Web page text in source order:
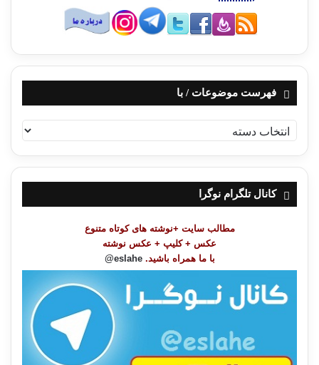
فهرست موضوعات / با
فهرست
موضوعات
/
کانال تلگرام نوگرا
مطالب سایت +نوشته های کوتاه متنوع
عکس + کلیپ + عکس نوشته
با ما همراه باشید. eslahe@